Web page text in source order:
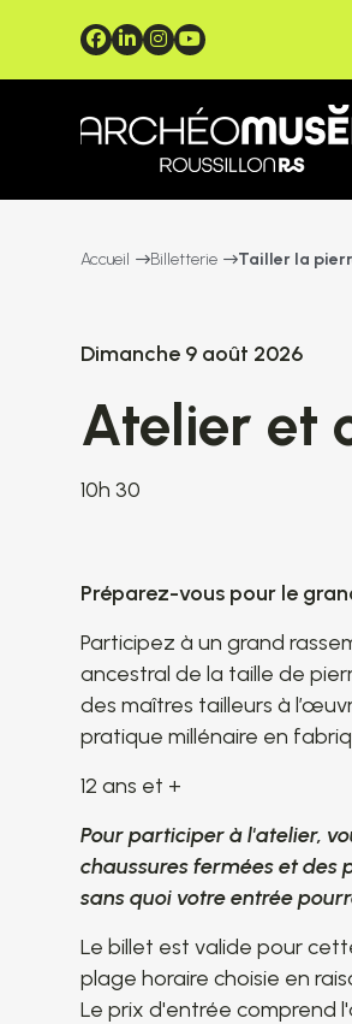
Accueil Billetterie Tailler la
Dimanche 9 août 2026
Atelier et
10h 30
Préparez-vous pour le
Participez à un grand
ancestral de la taille de
des maîtres tailleurs à
pratique millénaire en
12 ans et +
Pour participer à l'atelier,
chaussures fermées et des
sans quoi votre entrée
Le billet est valide pour
plage horaire choisie en
Le prix d'entrée comprend